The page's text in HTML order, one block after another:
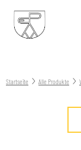
Startseite Alle Produkte